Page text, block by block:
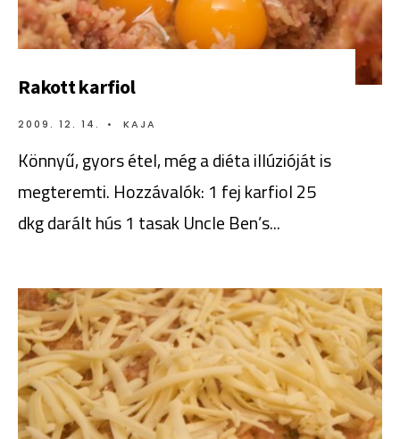
Rakott karfiol
2009. 12. 14. • KAJA
Könnyű, gyors étel, még a diéta illúzióját is
megteremti. Hozzávalók: 1 fej karfiol 25
dkg darált hús 1 tasak Uncle Ben’s...